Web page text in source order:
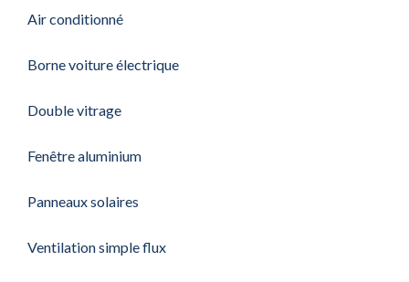
Air conditionné
Borne voiture électrique
Double vitrage
Fenêtre aluminium
Panneaux solaires
Ventilation simple flux